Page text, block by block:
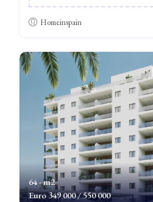
Homeinspain
64 - m2
Euro349 000 / 550 000